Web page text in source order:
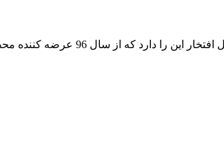
مو بوده ، قدمی در راه حفظ سلامتی و زیبایی شما مشتریان عزیز برداشته است.